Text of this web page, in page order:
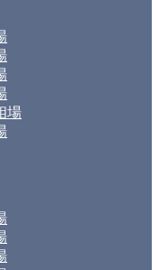
場